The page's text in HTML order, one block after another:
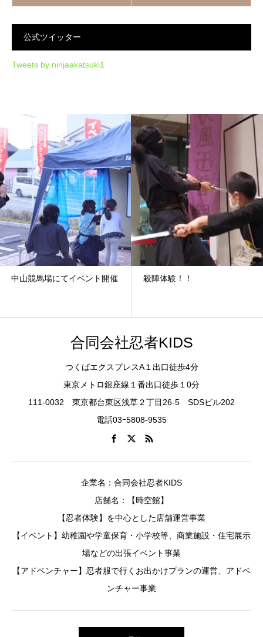
公式ツイッター
Tweets by ninjaakatsuki1
中山競馬場にてイベント開催 殺陣体験！！
合同会社忍者KIDS
つくばエクスプレスA１出口徒歩4分
東京メトロ銀座線１番出口徒歩１0分
111-0032 東京都台東区浅草２丁目26-5 SDSビル202
電話03ｰ5808-9535
企業名：合同会社忍者KIDS
店舗名：【時空館】
【忍者体験】を中心とした店舗運営事業
【イベント】幼稚園や学童保育・小学校等、商業施設・住宅展示
場などの出張イベント事業
【アドベンチャー】忍者服で行くお出かけプランの運営、アドベ
ンチャー事業